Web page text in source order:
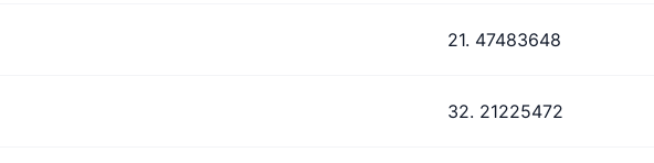
21. 47483648
32. 21225472